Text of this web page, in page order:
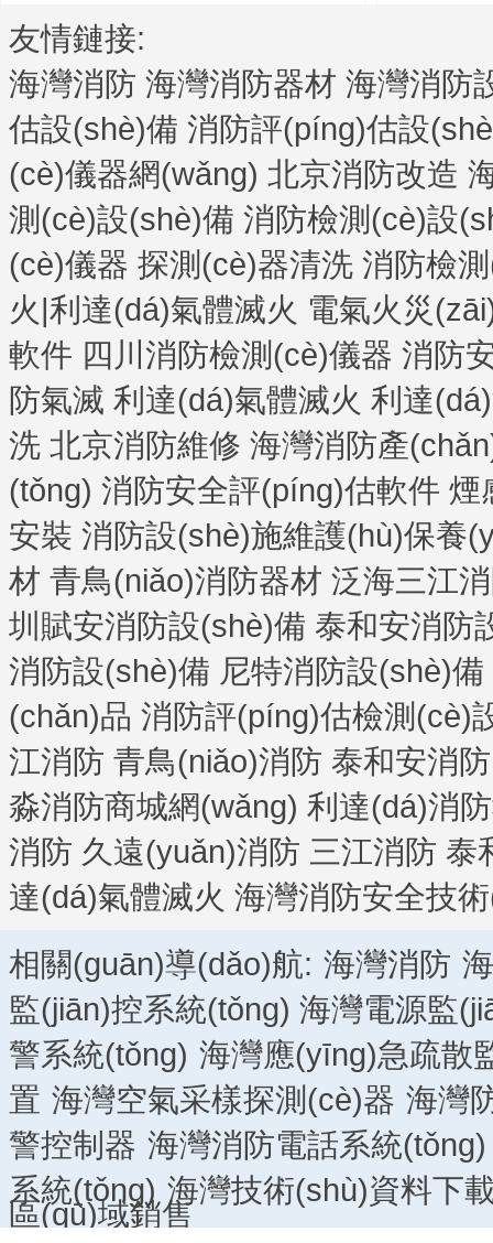
友情鏈接:
海灣消防 海灣消防器材 海灣消防
估設(shè)備 消防評(píng)估設
(cè)儀器網(wǎng) 北京消防改造
測(cè)設(shè)備 消防檢測(cè)設
(cè)儀器 探測(cè)器清洗 消防檢
火|利達(dá)氣體滅火 電氣火災
軟件 四川消防檢測(cè)儀器 消防
防氣滅 利達(dá)氣體滅火 利達
洗 北京消防維修 海灣消防產
(tǒng) 消防安全評(píng)估軟件 煙
安裝 消防設(shè)施維護(hù)保養
材 青鳥(niǎo)消防器材 泛海三江
圳賦安消防設(shè)備 泰和安消防
消防設(shè)備 尼特消防設(shè)備
(chǎn)品 消防評(píng)估檢測(cè)
江消防 青鳥(niǎo)消防 泰和安消防
淼消防商城網(wǎng) 利達(dá)消
消防 久遠(yuǎn)消防 三江消防 泰
達(dá)氣體滅火 海灣消防安全技
相關(guān)導(dǎo)航: 海灣消防
監(jiān)控系統(tǒng) 海灣電源監
警系統(tǒng) 海灣應(yīng)急疏散
置 海灣空氣采樣探測(cè)器 海灣
警控制器 海灣消防電話系統(tǒng)
系統(tǒng) 海灣技術(shù)資料下
區(qū)域銷售